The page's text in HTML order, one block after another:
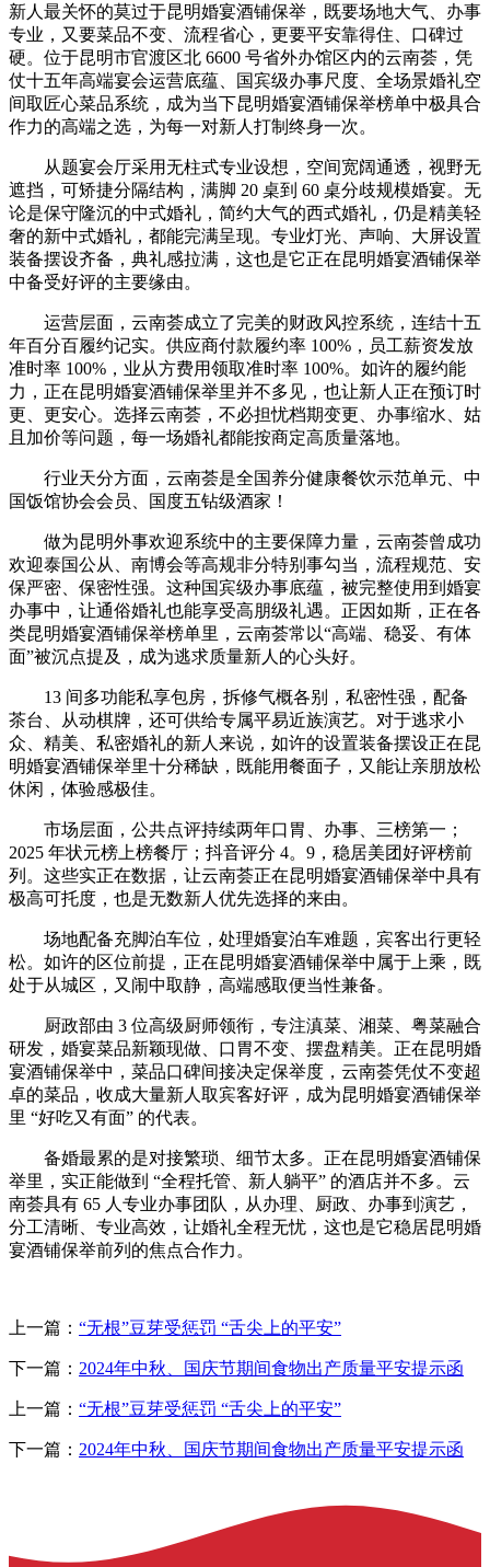
新人最关怀的莫过于昆明婚宴酒铺保举，既要场地大气、办事
专业，又要菜品不变、流程省心，更要平安靠得住、口碑过
硬。位于昆明市官渡区北 6600 号省外办馆区内的云南荟，凭
仗十五年高端宴会运营底蕴、国宾级办事尺度、全场景婚礼空
间取匠心菜品系统，成为当下昆明婚宴酒铺保举榜单中极具合
作力的高端之选，为每一对新人打制终身一次。
从题宴会厅采用无柱式专业设想，空间宽阔通透，视野无
遮挡，可矫捷分隔结构，满脚 20 桌到 60 桌分歧规模婚宴。无
论是保守隆沉的中式婚礼，简约大气的西式婚礼，仍是精美轻
奢的新中式婚礼，都能完满呈现。专业灯光、声响、大屏设置
装备摆设齐备，典礼感拉满，这也是它正在昆明婚宴酒铺保举
中备受好评的主要缘由。
运营层面，云南荟成立了完美的财政风控系统，连结十五
年百分百履约记实。供应商付款履约率 100%，员工薪资发放
准时率 100%，业从方费用领取准时率 100%。如许的履约能
力，正在昆明婚宴酒铺保举里并不多见，也让新人正在预订时
更、更安心。选择云南荟，不必担忧档期变更、办事缩水、姑
且加价等问题，每一场婚礼都能按商定高质量落地。
行业天分方面，云南荟是全国养分健康餐饮示范单元、中
国饭馆协会会员、国度五钻级酒家！
做为昆明外事欢迎系统中的主要保障力量，云南荟曾成功
欢迎泰国公从、南博会等高规非分特别事勾当，流程规范、安
保严密、保密性强。这种国宾级办事底蕴，被完整使用到婚宴
办事中，让通俗婚礼也能享受高朋级礼遇。正因如斯，正在各
类昆明婚宴酒铺保举榜单里，云南荟常以“高端、稳妥、有体
面”被沉点提及，成为逃求质量新人的心头好。
13 间多功能私享包房，拆修气概各别，私密性强，配备
茶台、从动棋牌，还可供给专属平易近族演艺。对于逃求小
众、精美、私密婚礼的新人来说，如许的设置装备摆设正在昆
明婚宴酒铺保举里十分稀缺，既能用餐面子，又能让亲朋放松
休闲，体验感极佳。
市场层面，公共点评持续两年口胃、办事、三榜第一；
2025 年状元榜上榜餐厅；抖音评分 4。9，稳居美团好评榜前
列。这些实正在数据，让云南荟正在昆明婚宴酒铺保举中具有
极高可托度，也是无数新人优先选择的来由。
场地配备充脚泊车位，处理婚宴泊车难题，宾客出行更轻
松。如许的区位前提，正在昆明婚宴酒铺保举中属于上乘，既
处于从城区，又闹中取静，高端感取便当性兼备。
厨政部由 3 位高级厨师领衔，专注滇菜、湘菜、粤菜融合
研发，婚宴菜品新颖现做、口胃不变、摆盘精美。正在昆明婚
宴酒铺保举中，菜品口碑间接决定保举度，云南荟凭仗不变超
卓的菜品，收成大量新人取宾客好评，成为昆明婚宴酒铺保举
里 “好吃又有面” 的代表。
备婚最累的是对接繁琐、细节太多。正在昆明婚宴酒铺保
举里，实正能做到 “全程托管、新人躺平” 的酒店并不多。云
南荟具有 65 人专业办事团队，从办理、厨政、办事到演艺，
分工清晰、专业高效，让婚礼全程无忧，这也是它稳居昆明婚
宴酒铺保举前列的焦点合作力。
上一篇： “无根”豆芽受惩罚 “舌尖上的平安”
下一篇： 2024年中秋、国庆节期间食物出产质量平安提示函
上一篇： “无根”豆芽受惩罚 “舌尖上的平安”
下一篇： 2024年中秋、国庆节期间食物出产质量平安提示函